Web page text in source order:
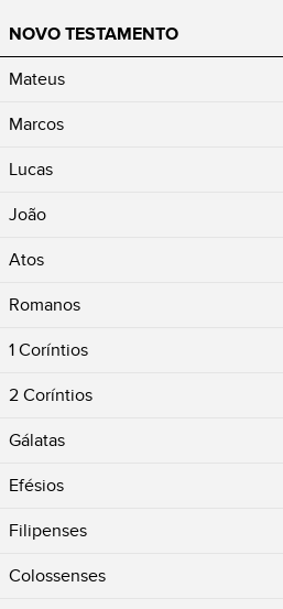
NOVO TESTAMENTO
Mateus
Marcos
Lucas
João
Atos
Romanos
1 Coríntios
2 Coríntios
Gálatas
Efésios
Filipenses
Colossenses